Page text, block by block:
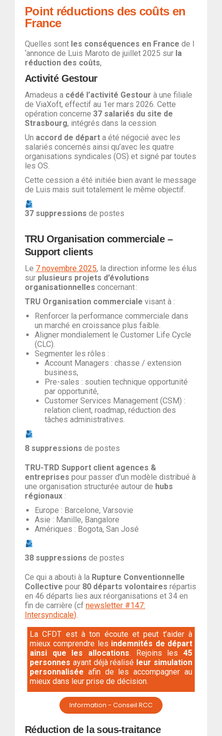
Point réductions des coûts en
France
Quelles sont les conséquences en France de l
‘annonce de Luis Maroto de juillet 2025 sur la
réduction des coûts,
Activité Gestour
Amadeus a cédé l’activité Gestour à une filiale
de ViaXoft, effectif au 1er mars 2026. Cette
opération concerne 37 salariés du site de
Strasbourg, intégrés dans la cession.
Un accord de départ a été négocié avec les
salariés concernés ainsi qu’avec les quatre
organisations syndicales (OS) et signé par toutes
les OS.
Cette cession a été initiée bien avant le message
de Luis mais suit totalement le même objectif.
37 suppressions de postes
TRU Organisation commerciale –
Support clients
Le 7 novembre 2025, la direction informe les élus
sur plusieurs projets d’évolutions
organisationnelles concernant :
TRU Organisation commerciale visant à :
Renforcer la performance commerciale dans
un marché en croissance plus faible.
Aligner mondialement le Customer Life Cycle
(CLC).
Segmenter les rôles :
Account Managers : chasse / extension
business,
Pre-sales : soutien technique opportunité
par opportunité,
Customer Services Management (CSM) :
relation client, roadmap, réduction des
tâches administratives.
8 suppressions de postes
TRU-TRD Support client agences &
entreprises pour passer d’un modèle distribué à
une organisation structurée autour de hubs
régionaux :
Europe : Barcelone, Varsovie
Asie : Manille, Bangalore
Amériques : Bogota, San José
38 suppressions de postes
Ce qui a abouti à la Rupture Conventionnelle
Collective pour 80 départs volontaires répartis
en 46 départs lies aux réorganisations et 34 en
fin de carrière (cf newsletter #147:
Intersyndicale).
La CFDT est à ton écoute et peut t’aider à
mieux comprendre les indemnités de départ
ainsi que les allocations. Rejoins les 45
personnes ayant déjà réalisé leur simulation
personnalisée afin de les accompagner au
mieux dans leur prise de décision.
Information - Conseil RCC
Réduction de la sous-traitance